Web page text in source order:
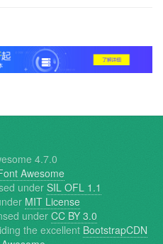
4.7.0
Awesome
under SIL OFL 1.1
MIT License
under CC BY 3.0
the excellent BootstrapCDN